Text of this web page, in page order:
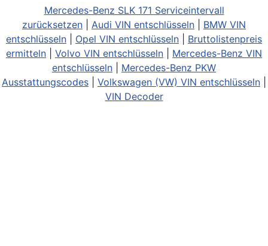
Mercedes-Benz SLK 171 Serviceintervall
zurücksetzen
Audi VIN entschlüsseln
BMW VIN
entschlüsseln
Opel VIN entschlüsseln
Bruttolistenpreis
ermitteln
Volvo VIN entschlüsseln
Mercedes-Benz VIN
entschlüsseln
Mercedes-Benz PKW
Ausstattungscodes
Volkswagen (VW) VIN entschlüsseln
VIN Decoder